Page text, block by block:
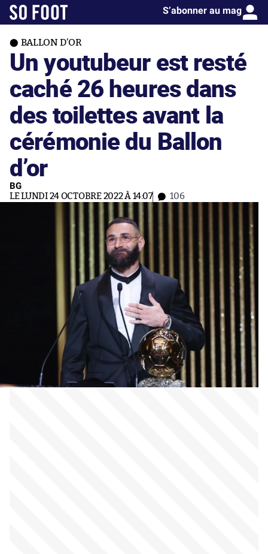
S’abonner au mag
BALLON D’OR
Un youtubeur est resté
caché 26 heures dans
des toilettes avant la
cérémonie du Ballon
d’or
BG
LE LUNDI 24 OCTOBRE 2022 À 14:07 106